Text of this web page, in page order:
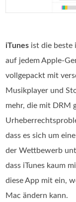
iTunes ist die beste
auf jedem Apple-
vollgepackt mit
Musikplayer und
mehr, die mit DRM
dass es sich um
der Wettbewerb
dass iTunes kaum
diese App mit ein,
Mac ändern kann.